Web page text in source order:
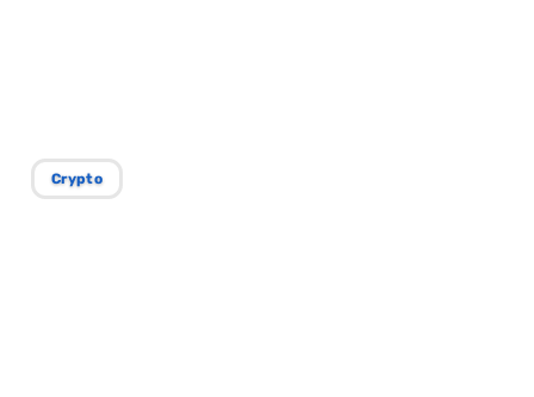
Crypto